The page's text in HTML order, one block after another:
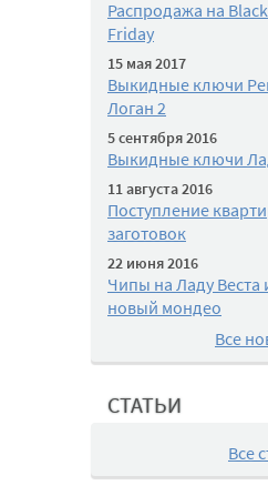
Распродажа на Black
Friday
15 мая 2017
Выкидные ключи
Логан 2
5 сентября 2016
Выкидные ключи
11 августа 2016
Поступление
заготовок
22 июня 2016
Чипы на Ладу Веста
новый мондео
Все
СТАТЬИ
Все